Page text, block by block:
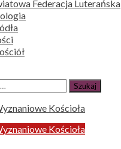
Federacja Luterańska
Kościoła
Kościoła